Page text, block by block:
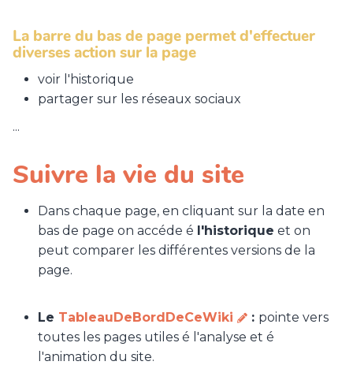
La barre du bas de page permet d'effectuer
diverses action sur la page
voir l'historique
partager sur les réseaux sociaux
...
Suivre la vie du site
Dans chaque page, en cliquant sur la date en
bas de page on accéde é l'historique et on
peut comparer les différentes versions de la
page.
Le TableauDeBordDeCeWiki : pointe vers
toutes les pages utiles é l'analyse et é
l'animation du site.